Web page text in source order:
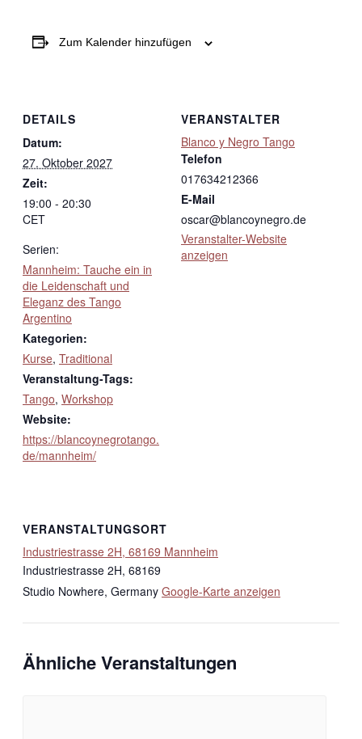
Zum Kalender hinzufügen
DETAILS
Datum:
27. Oktober 2027
Zeit:
19:00 - 20:30
CET
Serien:
Mannheim: Tauche ein in
die Leidenschaft und
Eleganz des Tango
Argentino
Kategorien:
Kurse, Traditional
Veranstaltung-Tags:
Tango, Workshop
Website:
https://blancoynegrotango.
de/mannheim/
VERANSTALTER
Blanco y Negro Tango
Telefon
017634212366
E-Mail
oscar@blancoynegro.de
Veranstalter-Website
anzeigen
VERANSTALTUNGSORT
Industriestrasse 2H, 68169 Mannheim
Industriestrasse 2H, 68169
Studio Nowhere, Germany Google-Karte anzeigen
Ähnliche Veranstaltungen